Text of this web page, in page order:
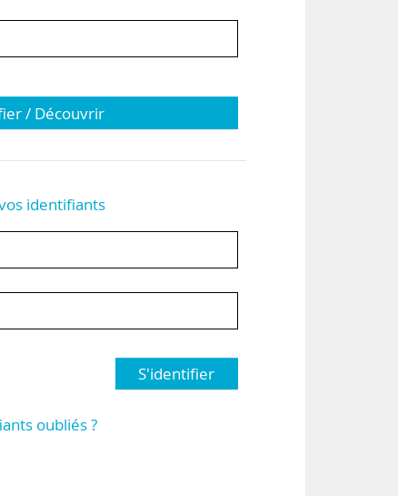
/ Découvrir
identifiants
S'identifier
oubliés ?